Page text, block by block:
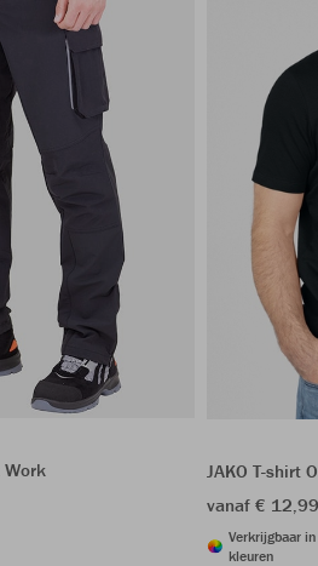
Work
JAKO T-shirt
vanaf €
Verkrijgbaar
kleuren